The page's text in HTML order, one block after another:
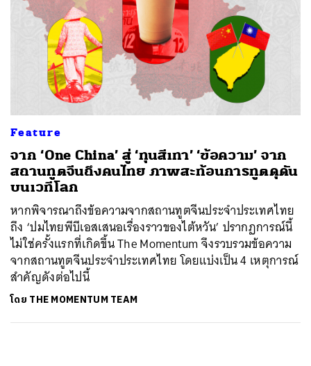
Feature
จาก ‘One China’ สู่ ‘ทุนสีเทา’ ‘ข้อความ’ จาก
สถานทูตจีนถึงคนไทย ภาพสะท้อนการทูตดุดัน
บนเวทีโลก
หากพิจารณาถึงข้อความจากสถานทูตจีนประจำประเทศไทย
ถึง ‘ปมไทยพีบีเอสเสนอเรื่องราวของไต้หวัน’ ปรากฏการณ์นี้
ไม่ใช่ครั้งแรกที่เกิดขึ้น The Momentum จึงรวบรวมข้อความ
จากสถานทูตจีนประจำประเทศไทย โดยแบ่งเป็น 4 เหตุการณ์
สำคัญดังต่อไปนี้
โดย THE MOMENTUM TEAM